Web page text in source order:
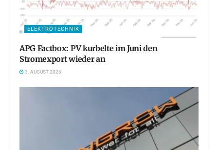
ELEKTROTECHNIK
APG Factbox: PV kurbelte im Juni den
Stromexport wieder an
3. AUGUST 2026